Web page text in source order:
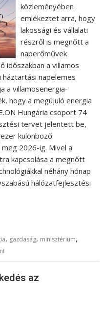
közleményében
emlékeztet arra, hogy
lakossági és vállalati
részről is megnőtt a
naperőművek
időszakban a villamos
háztartási napelemes
a villamosenergia-
hogy a megújuló energia
Hungária csoport 74
tervet jelentett be,
különböző
2026-ig. Mivel a
kapcsolása a megnőtt
néhány hónap
hálózatfejlesztési
, gazdaság, minisztérium,
az